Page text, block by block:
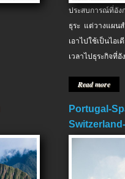
ประสบการณ์ที่อัง
ธุระ แต่วางแผน
เอาไปใช้เป็นไอ
เวลาไปธุระกิจที่อั
Read more
Portugal-